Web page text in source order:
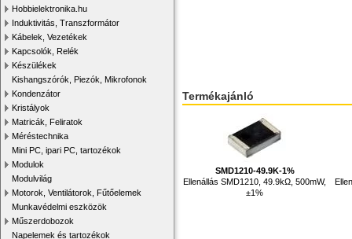
Hobbielektronika.hu
Induktivitás, Transzformátor
Kábelek, Vezetékek
Kapcsolók, Relék
Készülékek
Kishangszórók, Piezók, Mikrofonok
Kondenzátor
Kristályok
Matricák, Feliratok
Méréstechnika
Mini PC, ipari PC, tartozékok
Modulok
Modulvilág
Motorok, Ventilátorok, Fűtőelemek
Munkavédelmi eszközök
Műszerdobozok
Napelemek és tartozékok
Termékajánló
SMD1210-49.9K-1%
Ellenállás SMD1210, 49.9kΩ, 500mW,
±1%